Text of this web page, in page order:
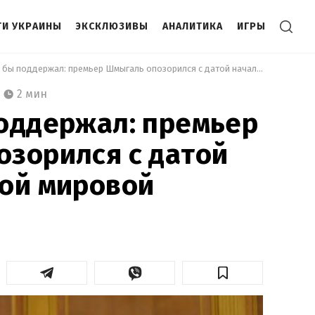
УКРАИНЫ ЭКСКЛЮЗИВЫ АНАЛИТИКА ИГРЫ
Сталин бы поддержал: премьер Шмыгаль опозорился с датой начала Второй мировой
2 мин
премьер
с датой
мировой